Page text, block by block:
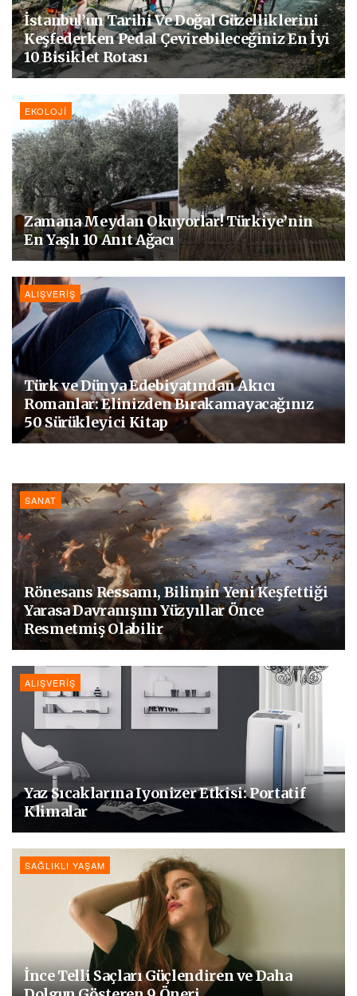
İstanbul’un Tarihi Ve Doğal Güzelliklerini
Keşfederken Pedal Çevirebileceğiniz En İyi
10 Bisiklet Rotası
EKOLOJI
Zamana Meydan Okuyorlar! Türkiye’nin
En Yaşlı 10 Anıt Ağacı
ALIŞVERIŞ
Türk ve Dünya Edebiyatından Akıcı
Romanlar: Elinizden Bırakamayacağınız
50 Sürükleyici Kitap
SANAT
Rönesans Ressamı, Bilimin Yeni Keşfettiği
Yarasa Davranışını Yüzyıllar Önce
Resmetmiş Olabilir
ALIŞVERIŞ
Yaz Sıcaklarına Iyonizer Etkisi: Portatif
Klimalar
SAĞLIKLI YAŞAM
İnce Telli Saçları Güçlendiren ve Daha